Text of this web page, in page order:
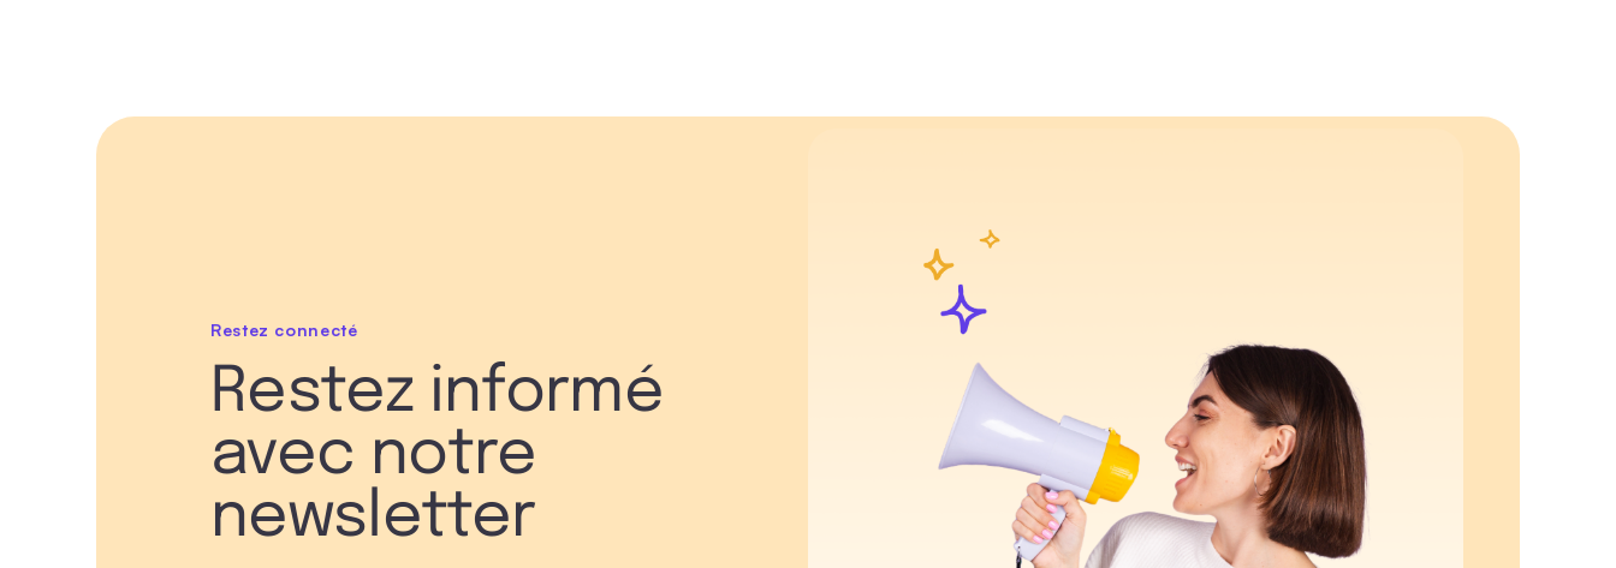
Restez connecté
Restez informé
avec notre
newsletter